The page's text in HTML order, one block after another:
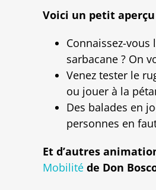
Voici un petit
Connaissez-vous
sarbacane ? On
Venez tester le
ou jouer à la
Des balades en
personnes en
Et d’autres
Mobilité de Don